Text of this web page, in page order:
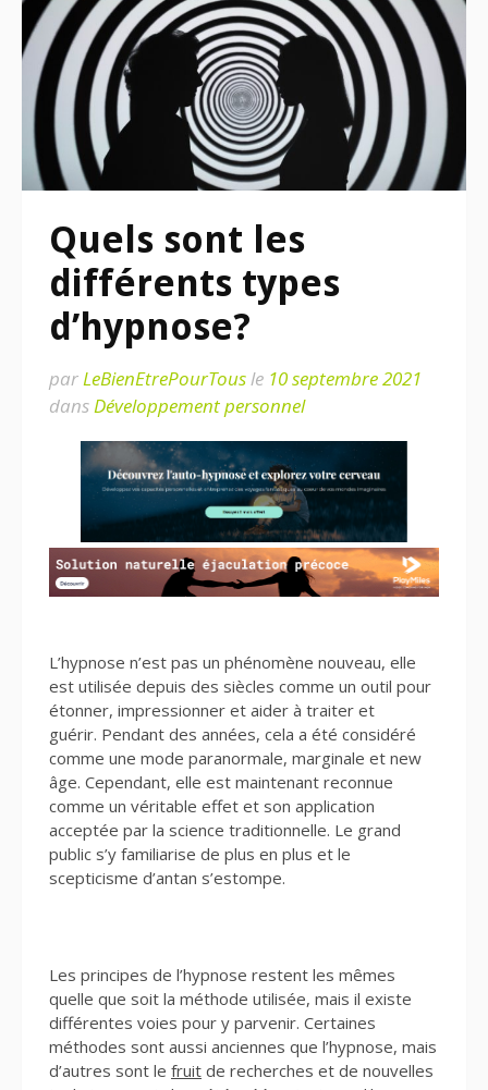
Quels sont les
différents types
d’hypnose?
parLeBienEtrePourTousle 10 septembre 2021
dansDéveloppement personnel
L’hypnose n’est pas un phénomène nouveau, elle
est utilisée depuis des siècles comme un outil pour
étonner, impressionner et aider à traiter et
guérir. Pendant des années, cela a été considéré
comme une mode paranormale, marginale et new
âge. Cependant, elle est maintenant reconnue
comme un véritable effet et son application
acceptée par la science traditionnelle. Le grand
public s’y familiarise de plus en plus et le
scepticisme d’antan s’estompe.
Les principes de l’hypnose restent les mêmes
quelle que soit la méthode utilisée, mais il existe
différentes voies pour y parvenir. Certaines
méthodes sont aussi anciennes que l’hypnose, mais
d’autres sont le fruit de recherches et de nouvelles